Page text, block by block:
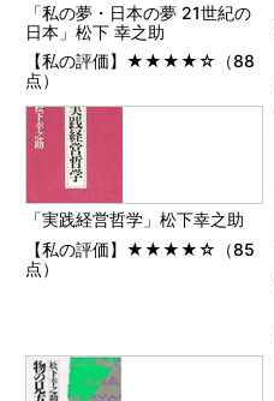
「私の夢・日本の夢 21世紀の
日本」松下 幸之助
【私の評価】★★★★☆（88
点）
「実践経営哲学」松下幸之助
【私の評価】★★★★☆（85
点）